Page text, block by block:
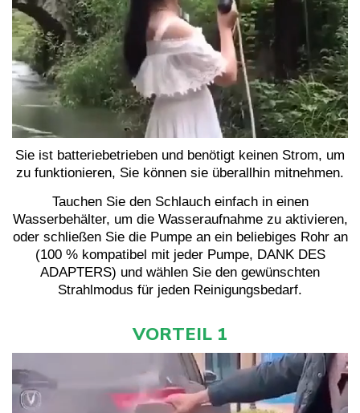
Sie ist batteriebetrieben und benötigt keinen Strom, um
zu funktionieren, Sie können sie überallhin mitnehmen.
Tauchen Sie den Schlauch einfach in einen
Wasserbehälter, um die Wasseraufnahme zu aktivieren,
oder schließen Sie die Pumpe an ein beliebiges Rohr an
(100 % kompatibel mit jeder Pumpe, DANK DES
ADAPTERS) und wählen Sie den gewünschten
Strahlmodus für jeden Reinigungsbedarf.
VORTEIL 1